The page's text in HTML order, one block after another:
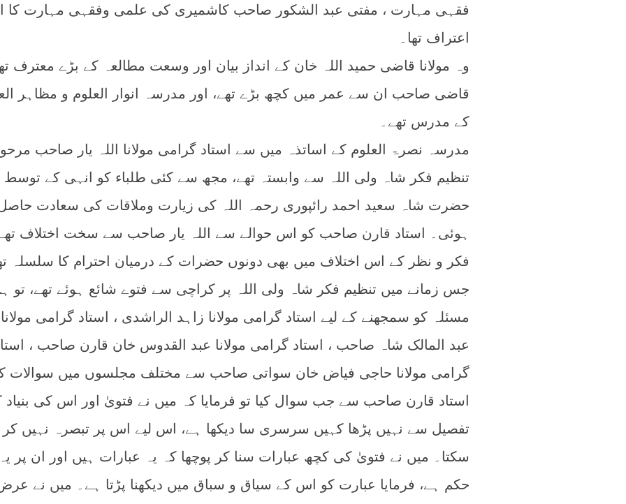
فقہی مہارت ، مفتی عبد الشکور صاحب کاشمیری کی علمی وفقہی مہارت کا
اعتراف تھا۔
وہ مولانا قاضی حمید اللہ خان کے انداز بیان اور وسعت مطالعہ کے بڑے معترف
قاضی صاحب ان سے عمر میں کچھ بڑے تھے، اور مدرسہ انوار العلوم و مظاہر
کے مدرس تھے۔
مدرسہ نصرۃ العلوم کے اساتذہ میں سے استاد گرامی مولانا اللہ یار صاحب
تنظیم فکر شاہ ولی اللہ سے وابستہ تھے، مجھ سے کئی طلباء کو انہی کے
حضرت شاہ سعید احمد رائپوری رحمہ اللہ کی زیارت وملاقات کی سعادت
ہوئی۔ استاد قارن صاحب کو اس حوالے سے اللہ یار صاحب سے سخت اختلاف
فکر و نظر کے اس اختلاف میں بھی دونوں حضرات کے درمیان احترام کا سلسلہ
جس زمانے میں تنظیم فکر شاہ ولی اللہ پر کراچی سے فتوے شائع ہوئے تھے، تو
مسئلہ کو سمجھنے کے لیے استاد گرامی مولانا زاہد الراشدی ، استاد گرامی
عبد المالک شاہ صاحب ، استاد گرامی مولانا عبد القدوس خان قارن صاحب ،
گرامی مولانا حاجی فیاض خان سواتی صاحب سے مختلف مجلسوں میں سوالات
استاد قارن صاحب سے جب سوال کیا تو فرمایا کہ میں نے فتویٰ اور اس کی بنیاد
تفصیل سے نہیں پڑھا کہیں سرسری سا دیکھا ہے، اس لیے اس پر تبصرہ نہیں کر
سکتا۔ میں نے فتویٰ کی کچھ عبارات سنا کر پوچھا کہ یہ عبارات ہیں اور ان پر یہ
حکم ہے، فرمایا عبارت کو اس کے سیاق و سباق میں دیکھنا پڑتا ہے۔ میں نے